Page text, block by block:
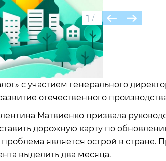
1 / 1
с участием генерального
отечественного
Матвиенко призвала
дорожную карту по
проблема является острой в стране.
выделить два месяца.